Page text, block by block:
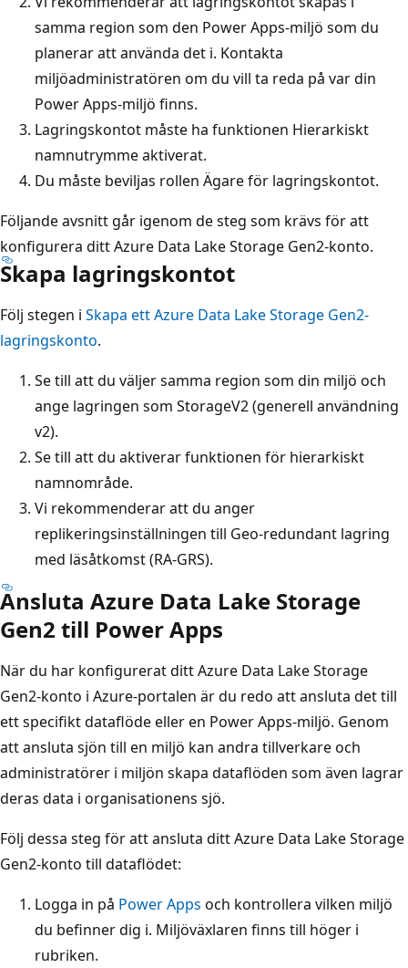
samma region som den Power Apps-miljö som du
planerar att använda det i. Kontakta
miljöadministratören om du vill ta reda på var din
Power Apps-miljö finns.
Lagringskontot måste ha funktionen Hierarkiskt
namnutrymme aktiverat.
Du måste beviljas rollen Ägare för lagringskontot.
Följande avsnitt går igenom de steg som krävs för att
konfigurera ditt Azure Data Lake Storage Gen2-konto.
Skapa lagringskontot
Följ stegen i Skapa ett Azure Data Lake Storage Gen2-
lagringskonto.
Se till att du väljer samma region som din miljö och
ange lagringen som StorageV2 (generell användning
v2).
Se till att du aktiverar funktionen för hierarkiskt
namnområde.
Vi rekommenderar att du anger
replikeringsinställningen till Geo-redundant lagring
med läsåtkomst (RA-GRS).
Ansluta Azure Data Lake Storage
Gen2 till Power Apps
När du har konfigurerat ditt Azure Data Lake Storage
Gen2-konto i Azure-portalen är du redo att ansluta det till
ett specifikt dataflöde eller en Power Apps-miljö. Genom
att ansluta sjön till en miljö kan andra tillverkare och
administratörer i miljön skapa dataflöden som även lagrar
deras data i organisationens sjö.
Följ dessa steg för att ansluta ditt Azure Data Lake Storage
Gen2-konto till dataflödet:
Logga in på Power Apps och kontrollera vilken miljö
du befinner dig i. Miljöväxlaren finns till höger i
rubriken.